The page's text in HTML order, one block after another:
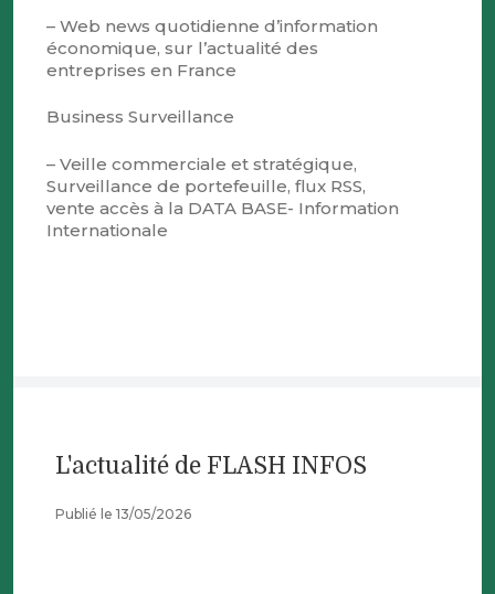
– Web news quotidienne d’information
économique, sur l’actualité des
entreprises en France
Business Surveillance
– Veille commerciale et stratégique,
Surveillance de portefeuille, flux RSS,
vente accès à la DATA BASE- Information
Internationale
L'actualité de FLASH INFOS
Publié le 13/05/2026